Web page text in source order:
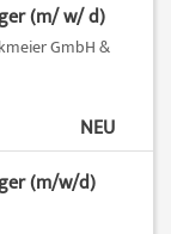
(m/ w/ d)
GmbH &
NEU
(m/w/d)